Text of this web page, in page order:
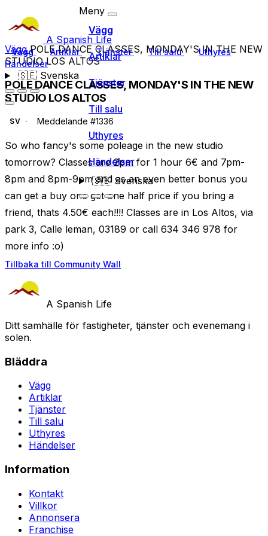
A Spanish Life
Vägg Artiklar Tjänster Till salu
Uthyres
Händelser
🇸🇪Svenska
Meny
Vägg
Artiklar
Tjänster
Till salu
Uthyres
Händelser
🇸🇪Svenska
VäggPOLE DANCE CLASSES, MONDAY'S IN THE NEW
STUDIO LOS ALTOS
POLE DANCE CLASSES, MONDAY'S IN THE NEW
STUDIO LOS ALTOS
SV Meddelande #1336
So who fancy's some poleage in the new studio
tomorrow? Classes are 2pm for 1 hour 6€ and 7pm-
8pm and 8pm-9pm and as an even better bonus you
can get a buy one get one half price if you bring a
friend, thats 4.50€ each!!!! Classes are in Los Altos, via
park 3, Calle leman, 03189 or call 634 346 978 for
more info :o)
Tillbaka till Community Wall
A Spanish Life
Ditt samhälle för fastigheter, tjänster och evenemang i
solen.
Bläddra
Vägg
Artiklar
Tjänster
Till salu
Uthyres
Händelser
Information
Kontakt
Villkor
Annonsera
Franchise